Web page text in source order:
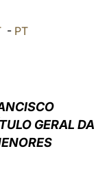
中文
LATINE
- PT
GERAL DA